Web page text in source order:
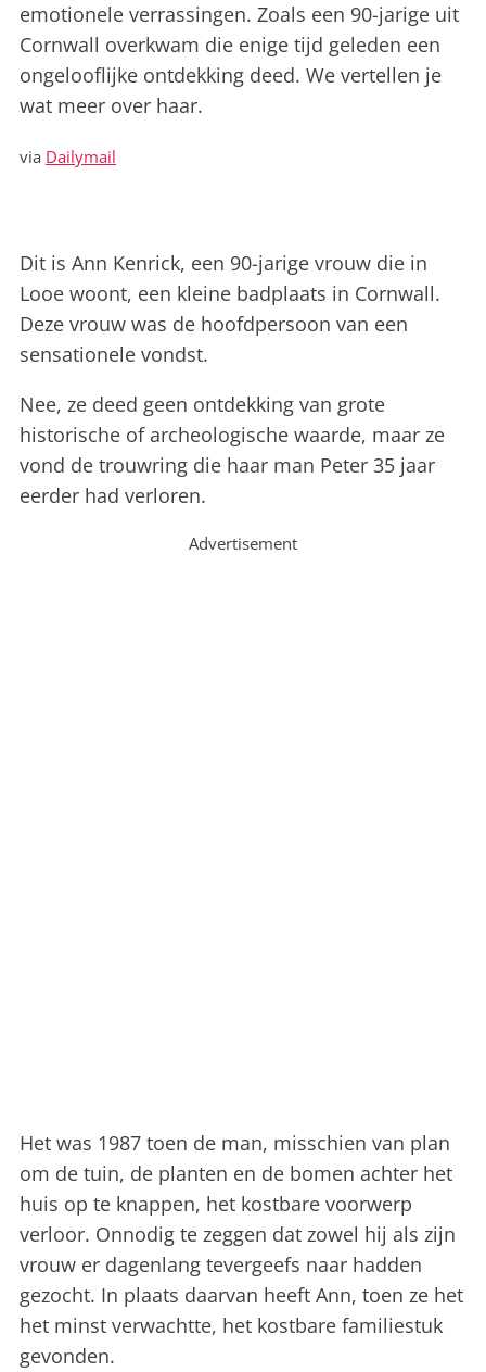
emotionele verrassingen. Zoals een 90-jarige uit
Cornwall overkwam die enige tijd geleden een
ongelooflijke ontdekking deed. We vertellen je
wat meer over haar.
via Dailymail
Dit is Ann Kenrick, een 90-jarige vrouw die in
Looe woont, een kleine badplaats in Cornwall.
Deze vrouw was de hoofdpersoon van een
sensationele vondst.
Nee, ze deed geen ontdekking van grote
historische of archeologische waarde, maar ze
vond de trouwring die haar man Peter 35 jaar
eerder had verloren.
Advertisement
Het was 1987 toen de man, misschien van plan
om de tuin, de planten en de bomen achter het
huis op te knappen, het kostbare voorwerp
verloor. Onnodig te zeggen dat zowel hij als zijn
vrouw er dagenlang tevergeefs naar hadden
gezocht. In plaats daarvan heeft Ann, toen ze het
het minst verwachtte, het kostbare familiestuk
gevonden.